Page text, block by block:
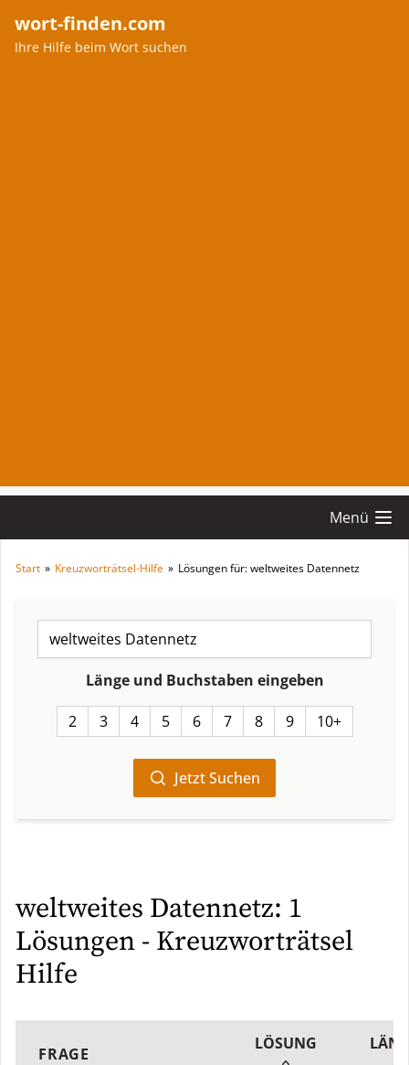
wort-finden.com
Ihre Hilfe beim Wort suchen
Menü
Start » Kreuzworträtsel-Hilfe » Lösungen für: weltweites Datennetz
Länge und Buchstaben eingeben
2 3 4 5 6 7 8 9 10+
Jetzt Suchen
weltweites Datennetz: 1
Lösungen - Kreuzworträtsel
Hilfe
FRAGE
LÖSUNG